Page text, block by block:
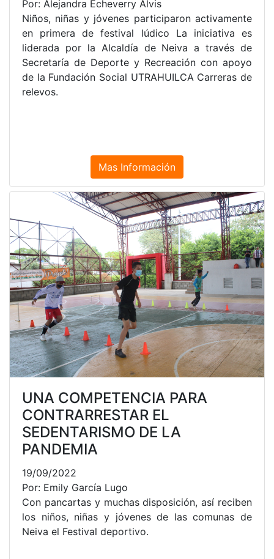
Por: Alejandra Echeverry Alvis
Niños, niñas y jóvenes participaron activamente
en primera de festival lúdico La iniciativa es
liderada por la Alcaldía de Neiva a través de
Secretaría de Deporte y Recreación con apoyo
de la Fundación Social UTRAHUILCA Carreras de
relevos.
Mas Información
UNA COMPETENCIA PARA
CONTRARRESTAR EL
SEDENTARISMO DE LA
PANDEMIA
19/09/2022
Por: Emily García Lugo
Con pancartas y muchas disposición, así reciben
los niños, niñas y jóvenes de las comunas de
Neiva el Festival deportivo.